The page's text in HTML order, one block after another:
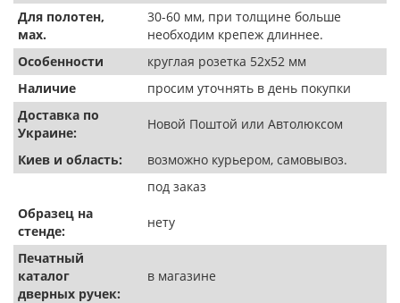
Для полотен,
мах.
30-60 мм, при толщине больше
необходим крепеж длиннее.
Особенности
круглая розетка 52х52 мм
Наличие
просим уточнять в день покупки
Доставка по
Украине:
Новой Поштой или Автолюксом
Киев и область:
возможно курьером, самовывоз.
под заказ
Образец на
стенде:
нету
Печатный
каталог
дверных ручек:
в магазине